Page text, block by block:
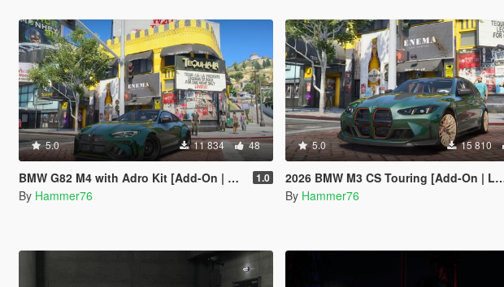
5.0 11 834 48
BMW G82 M4 with Adro Kit [Add-On | Legacy | Enhanced] 1.0
By Hammer76
5.0 15 810
2026 BMW M3 CS Touring [Add-On | Legacy | Enhanced]
By Hammer76